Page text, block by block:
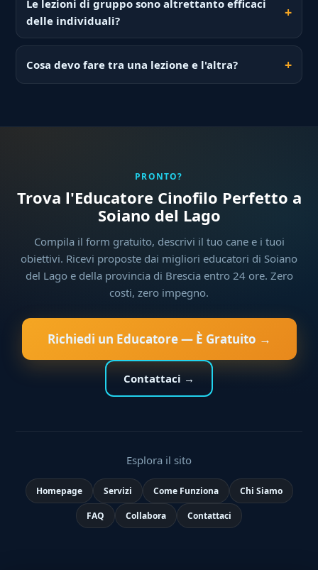
Le lezioni di gruppo sono altrettanto efficaci
delle individuali?
Cosa devo fare tra una lezione e l'altra?
PRONTO?
Trova l'Educatore Cinofilo Perfetto a
Soiano del Lago
Compila il form gratuito, descrivi il tuo cane e i tuoi
obiettivi. Ricevi proposte dai migliori educatori di Soiano
del Lago e della provincia di Brescia entro 24 ore. Zero
costi, zero impegno.
Richiedi un Educatore — È Gratuito →
Contattaci →
Esplora il sito
Homepage Servizi Come Funziona Chi Siamo
FAQ Collabora Contattaci